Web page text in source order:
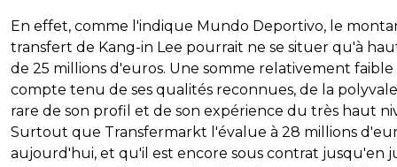
En effet, comme l'indique Mundo Deportivo, le
transfert de Kang-in Lee pourrait ne se situer qu'à
de 25 millions d'euros. Une somme relativement faible
compte tenu de ses qualités reconnues, de la
rare de son profil et de son expérience du très haut
Surtout que Transfermarkt l'évalue à 28 millions
aujourd'hui, et qu'il est encore sous contrat jusqu'en